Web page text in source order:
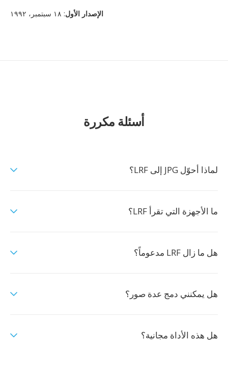
الإصدار الأول: ١٨ سبتمبر، ١٩٩٢
أسئلة مكررة
لماذا أحوّل JPG إلى LRF؟
ما الأجهزة التي تقرأ LRF؟
هل ما زال LRF مدعوماً؟
هل يمكنني دمج عدة صور؟
هل هذه الأداة مجانية؟